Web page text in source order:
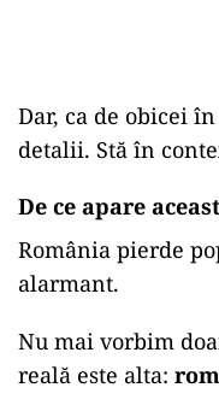
Dar, ca de obicei
detalii. Stă în
De ce apare
România pierde
alarmant.
Nu mai vorbim
reală este alta: